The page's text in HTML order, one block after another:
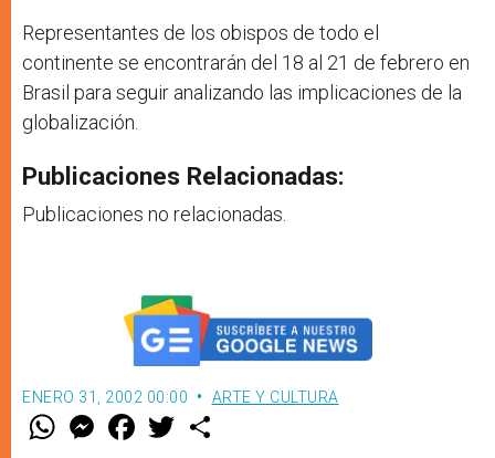
Representantes de los obispos de todo el
continente se encontrarán del 18 al 21 de febrero en
Brasil para seguir analizando las implicaciones de la
globalización.
Publicaciones Relacionadas:
Publicaciones no relacionadas.
ENERO 31, 2002 00:00 ARTE Y CULTURA
W M
e
F
a w